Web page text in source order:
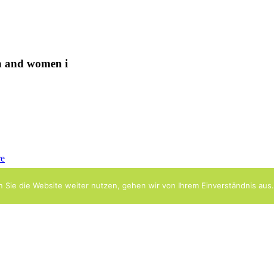
and women i
Sie die Website weiter nutzen, gehen wir von Ihrem Einverständnis aus.